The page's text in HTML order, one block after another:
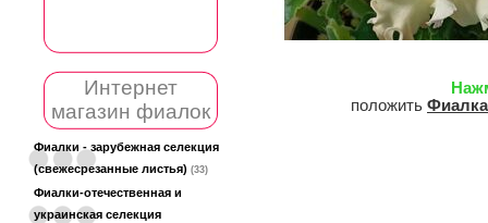
Интернет
магазин фиалок
Фиалки - зарубежная селекция
(свежесрезанные листья) (33)
Фиалки-отечественная и
украинская селекция
положить